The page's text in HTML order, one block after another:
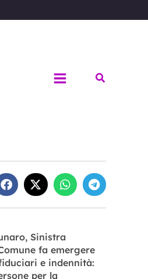
Cerca
Sinistra
fa emergere
e indennità:
per la